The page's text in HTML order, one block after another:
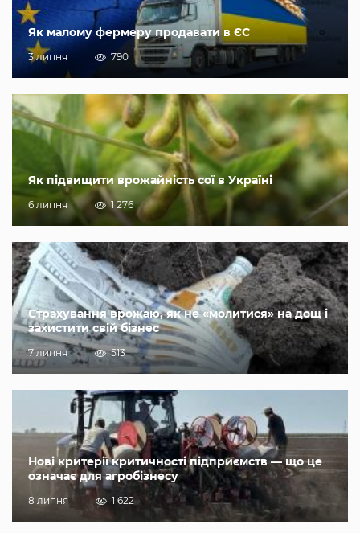
Як малому фермеру продавати в ЄС
3 липня 790
Як підвищити врожайність сої в Україні
6 липня 1 276
Страхування врожаю, як не «молитися» на дощ і
захистити свій бізнес
7 липня 513
Нові критерії критичності підприємств — що це
означає для агробізнесу
8 липня 1 622